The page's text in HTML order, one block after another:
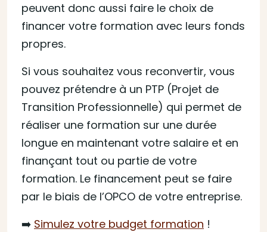
peuvent donc aussi faire le choix de
financer votre formation avec leurs fonds
propres.
Si vous souhaitez vous reconvertir, vous
pouvez prétendre à un PTP (Projet de
Transition Professionnelle) qui permet de
réaliser une formation sur une durée
longue en maintenant votre salaire et en
finançant tout ou partie de votre
formation. Le financement peut se faire
par le biais de l’OPCO de votre entreprise.
➡️ Simulez votre budget formation !